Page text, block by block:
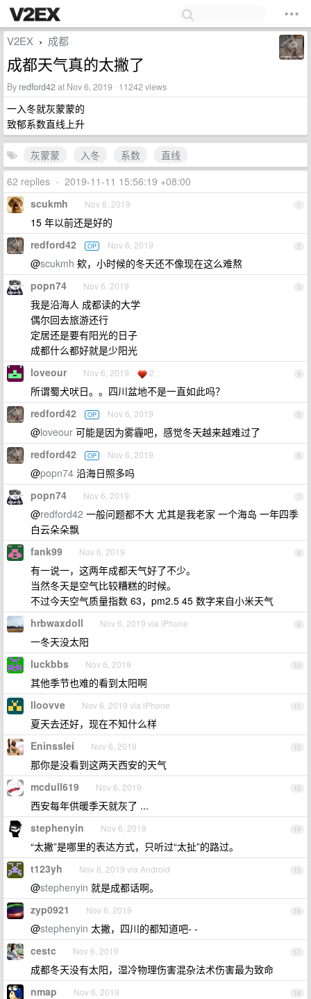
V2EX › 成都
成都天气真的太撇了
By redford42at Nov 6, 2019 · 11242 views
一入冬就灰蒙蒙的
致郁系数直线上升
灰蒙蒙 入冬 系数
直线
62 replies • 2019-11-11 15:56:19 +08:00
1
scukmh Nov 6, 2019
15 年以前还是好的
2
redford42 OP Nov 6, 2019
@scukmh 欸，小时候的冬天还不像现在这么难熬
3
popn74 Nov 6, 2019
我是沿海人 成都读的大学
偶尔回去旅游还行
定居还是要有阳光的日子
成都什么都好就是少阳光
4
loveour Nov 6, 2019 2
所谓蜀犬吠日。。四川盆地不是一直如此吗？
5
redford42 OP Nov 6, 2019
@loveour 可能是因为雾霾吧，感觉冬天越来越难过了
6
redford42 OP Nov 6, 2019
@popn74 沿海日照多吗
7
popn74 Nov 6, 2019
@redford42 一般问题都不大 尤其是我老家 一个海岛 一年四季
白云朵朵飘
8
fank99 Nov 6, 2019
有一说一，这两年成都天气好了不少。
当然冬天是空气比较糟糕的时候。
不过今天空气质量指数 63，pm2.5 45 数字来自小米天气
9
hrbwaxdoll Nov 6, 2019 via iPhone
一冬天没太阳
10
luckbbs Nov 6, 2019
其他季节也难的看到太阳啊
11
lloovve Nov 6, 2019 via iPhone
夏天去还好，现在不知什么样
12
Eninsslei Nov 6, 2019
那你是没看到这两天西安的天气
13
mcdull619 Nov 6, 2019
西安每年供暖季天就灰了 ...
14
stephenyin Nov 6, 2019
“太撇”是哪里的表达方式，只听过“太扯”的路过。
15
t123yh Nov 6, 2019 via Android
@stephenyin 就是成都话啊。
16
zyp0921 Nov 6, 2019
@stephenyin 太撇，四川的都知道吧- -
17
cestc Nov 6, 2019
成都冬天没有太阳，湿冷物理伤害混杂法术伤害最为致命
18
nmap Nov 6, 2019